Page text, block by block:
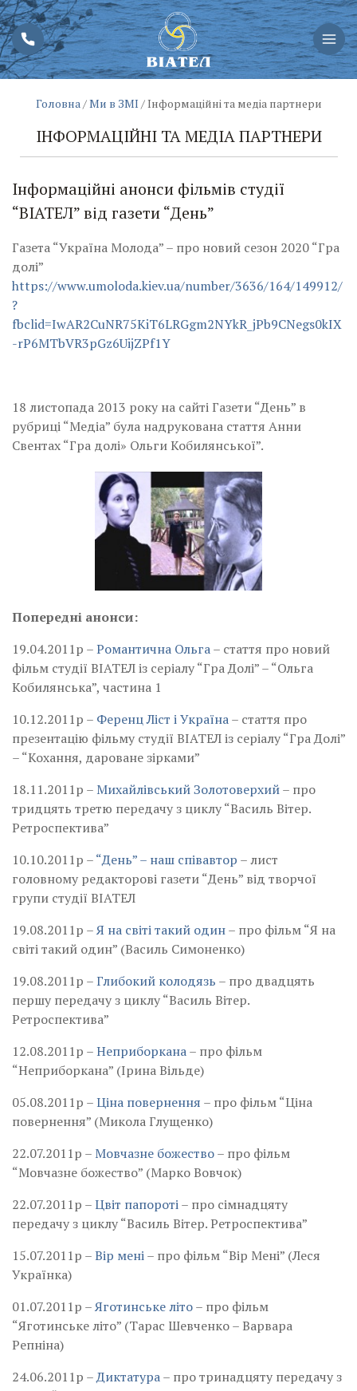
Головна /Ми в ЗМІ /Інформаційні та медіа партнери
ІНФОРМАЦІЙНІ ТА МЕДІА ПАРТНЕРИ
Інформаційні анонси фільмів студії
“ВІАТЕЛ” від газети “День”
Газета “Україна Молода” – про новий сезон 2020 “Гра
долі”
https://www.umoloda.kiev.ua/number/3636/164/149912/
?
fbclid=IwAR2CuNR75KiT6LRGgm2NYkR_jPb9CNegs0kIX
-rP6MTbVR3pGz6UijZPf1Y
18 листопада 2013 року на сайті Газети “День” в
рубриці “Медіа” була надрукована стаття Анни
Свентах “Гра долі» Ольги Кобилянської”.
Попередні анонси:
19.04.2011р –Романтична Ольга– стаття про новий
фільм студії ВІАТЕЛ із серіалу “Гра Долі” – “Ольга
Кобилянська”, частина 1
10.12.2011р – Ференц Ліст і Україна– стаття про
презентацію фільму студії ВІАТЕЛ із серіалу “Гра Долі”
– “Кохання, дароване зірками”
18.11.2011р – Михайлівський Золотоверхий– про
тридцять третю передачу з циклу “Василь Вітер.
Ретроспектива”
10.10.2011р –“День” – наш співавтор – лист
головному редакторові газети “День” від творчої
групи студії ВІАТЕЛ
19.08.2011р –Я на світі такий один– про фільм “Я на
світі такий один” (Василь Симоненко)
19.08.2011р –Глибокий колодязь – про двадцять
першу передачу з циклу “Василь Вітер.
Ретроспектива”
12.08.2011р –Неприборкана– про фільм
“Неприборкана” (Ірина Вільде)
05.08.2011р –Ціна повернення – про фільм “Ціна
повернення” (Микола Глущенко)
22.07.2011р – Мовчазне божество– про фільм
“Мовчазне божество” (Марко Вовчок)
22.07.2011р –Цвіт папороті– про сімнадцяту
передачу з циклу “Василь Вітер. Ретроспектива”
15.07.2011р –Вір мені– про фільм “Вір Мені” (Леся
Українка)
01.07.2011р –Яготинське літо– про фільм
“Яготинське літо” (Тарас Шевченко – Варвара
Репніна)
24.06.2011р –Диктатура– про тринадцяту передачу з